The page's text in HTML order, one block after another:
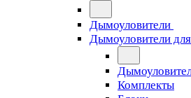
Дымоуловители
Дымоуловители
Комплекты